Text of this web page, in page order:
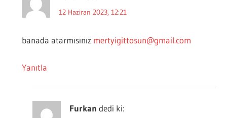
12 Haziran 2023, 12:21
banada atarmısınız mertyigittosun@gmail.com
Yanıtla
Furkan dedi ki: